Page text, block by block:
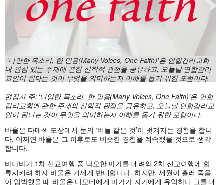
‘다양한 목소리, 한 믿음(Many Voices, One Faith)’은 연합감리교회
내 관심 있는 주제에 관한 신학적 관점을 공유하고, 오늘날 연합감리
교인이 된다는 것이 무엇을 의미하는지 이해를 돕기 위한 포럼이다.
편집자 주: ‘다양한 목소리, 한 믿음(Many Voices, One Faith)’은 연합
감리교회에 관한 주제의 신학적 관점을 공유하고, 오늘날 연합감리교
인이 된다는 것이 무엇을 의미하는지 이해를 돕기 위한 포럼이다.
바울은 다메섹 도상에서 눈의 ‘비늘 같은 것’이 벗겨지는 경험을 합니
다. 어쩌면 바울은 그 이후로도 비슷한 경험을 계속했을 것으로 생각
합니다.
바나바가 1차 선교여행 중 낙오한 마가를 데려와 2차 선교여행에 합
류시키려 하자 바울은 거세게 반대합니다. 하지만, 세월이 흘러 죽음
이 임박했을 때 바울은 디모데에게 마가가 자기에게 유익하니 그를 데